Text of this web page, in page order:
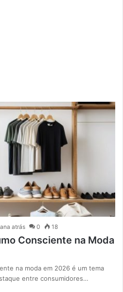
atrás 0 18
Consciente na Moda
na moda em 2026 é um tema
entre consumidores…